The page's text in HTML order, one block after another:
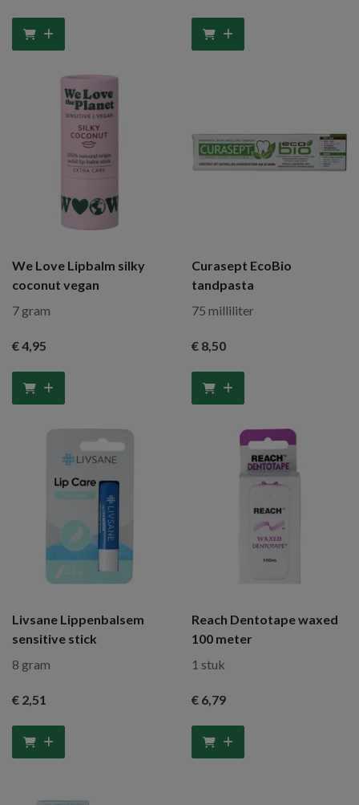
We Love Lipbalm silky
coconut vegan
7 gram
€ 4,95
Curasept EcoBio
tandpasta
75 milliliter
€ 8,50
Livsane Lippenbalsem
sensitive stick
8 gram
€ 2,51
Reach Dentotape waxed
100 meter
1 stuk
€ 6,79